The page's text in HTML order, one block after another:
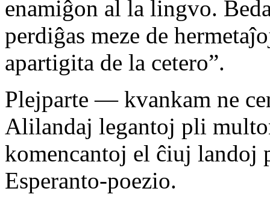
enamiĝon al la lingvo.
perdiĝas meze de
apartigita de la cetero”.
Plejparte — kvankam ne
Alilandaj legantoj pli
komencantoj el ĉiuj landoj
Esperanto-poezio.